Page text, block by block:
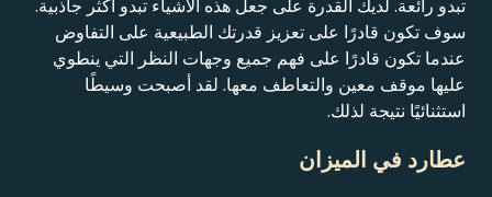
تبدو رائعة. لديك القدرة على جعل هذه الأشياء تبدو أكثر جاذبية.
سوف تكون قادرًا على تعزيز قدرتك الطبيعية على التفاوض
عندما تكون قادرًا على فهم جميع وجهات النظر التي ينطوي
عليها موقف معين والتعاطف معها. لقد أصبحت وسيطًا
استثنائيًا نتيجة لذلك.
عطارد في الميزان